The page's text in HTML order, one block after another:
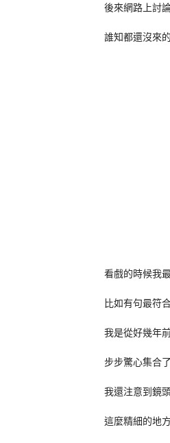
後來網路上討
誰知都還沒來
看戲的時候我
比如有句最符
我是從好幾年
步步驚心集合
我還注意到鏡
這麼精細的地